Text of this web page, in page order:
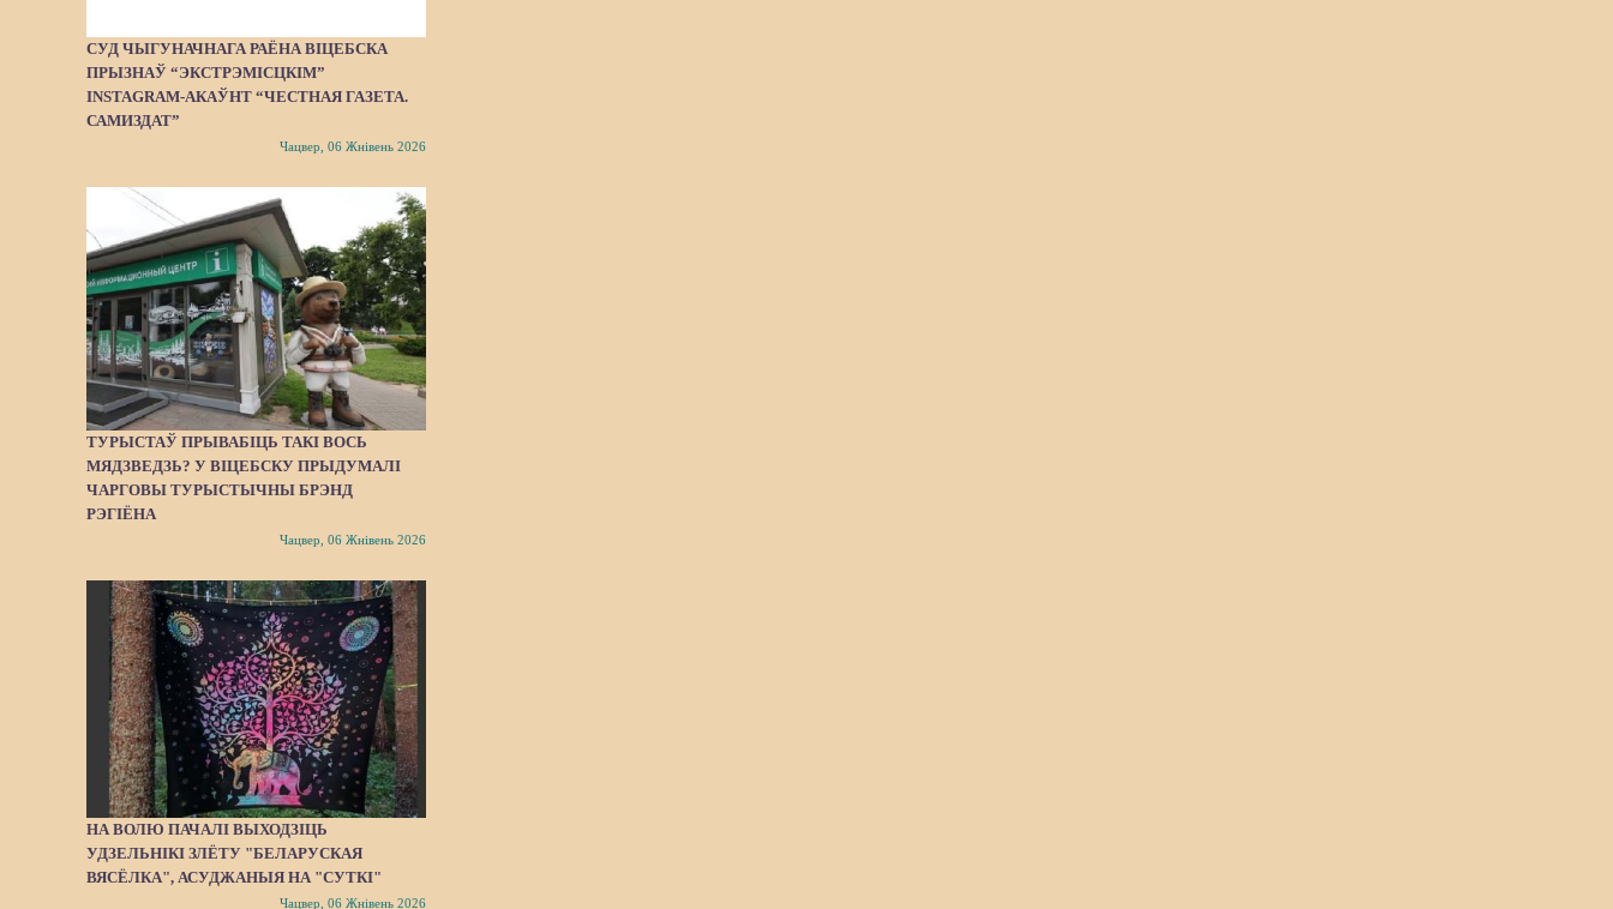
СУД ЧЫГУНАЧНАГА РАЁНА ВІЦЕБСКА
ПРЫЗНАЎ “ЭКСТРЭМІСЦКІМ”
INSTAGRAM-АКАЎНТ “ЧЕСТНАЯ ГАЗЕТА.
САМИЗДАТ”
Чацвер, 06 Жнівень 2026
ТУРЫСТАЎ ПРЫВАБІЦЬ ТАКІ ВОСЬ
МЯДЗВЕДЗЬ? У ВІЦЕБСКУ ПРЫДУМАЛІ
ЧАРГОВЫ ТУРЫСТЫЧНЫ БРЭНД
РЭГІЁНА
Чацвер, 06 Жнівень 2026
НА ВОЛЮ ПАЧАЛІ ВЫХОДЗІЦЬ
УДЗЕЛЬНІКІ ЗЛЁТУ "БЕЛАРУСКАЯ
ВЯСЁЛКА", АСУДЖАНЫЯ НА "СУТКІ"
Чацвер, 06 Жнівень 2026